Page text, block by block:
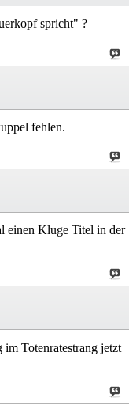
spricht" ?
fehlen.
einen Kluge Titel in der
Totenratestrang jetzt